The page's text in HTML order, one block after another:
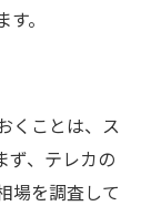
。
くことは、ス
ず、テレカの
場を調査して